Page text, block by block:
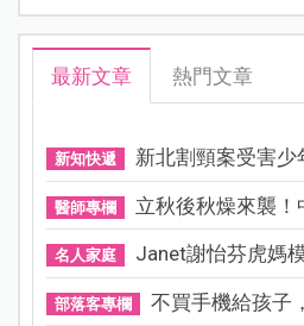
最新文章 熱門文章
新知快遞 新北割頸案受害少
醫師專欄 立秋後秋燥來襲！
名人家庭 Janet謝怡芬虎媽
部落客專欄 不買手機給孩子